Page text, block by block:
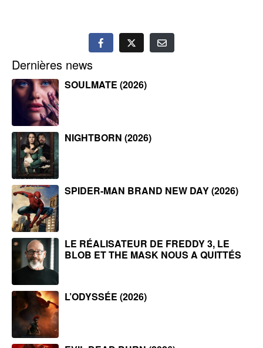
Dernières news
SOULMATE (2026)
NIGHTBORN (2026)
SPIDER-MAN BRAND NEW DAY (2026)
LE RÉALISATEUR DE FREDDY 3, LE
BLOB ET THE MASK NOUS A QUITTÉS
L’ODYSSÉE (2026)